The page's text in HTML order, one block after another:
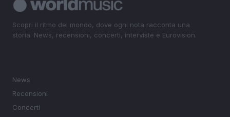
Scopri il ritmo del mondo, dove ogni nota racconta una
storia. News, recensioni, concerti, interviste e Eurovision.
News
Recensioni
Concerti